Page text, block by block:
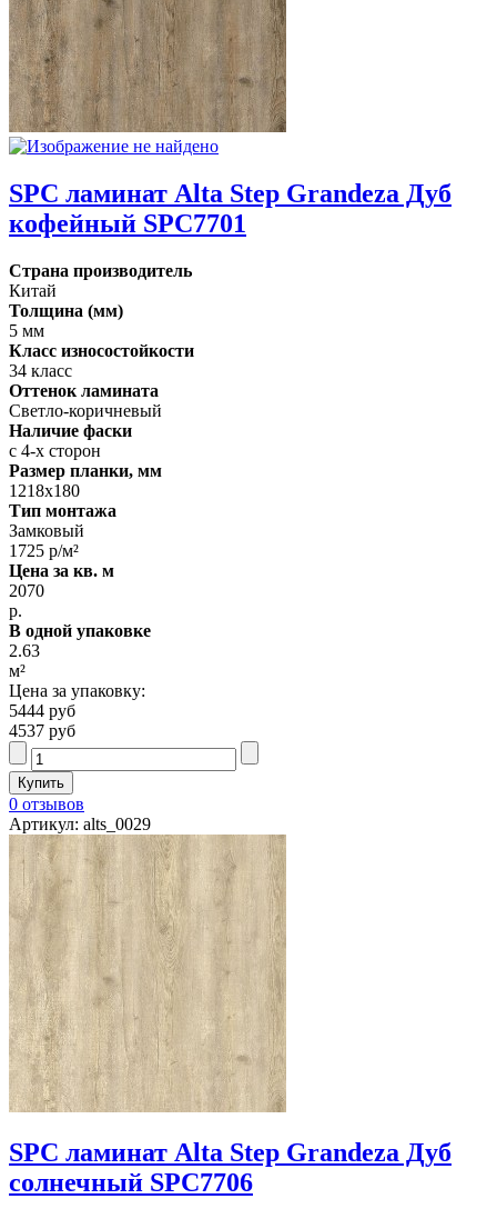
SPC ламинат Alta Step Grandeza Дуб
кофейный SPC7701
Страна производитель
Китай
Толщина (мм)
5 мм
Класс износостойкости
34 класс
Оттенок ламината
Светло-коричневый
Наличие фаски
с 4-х сторон
Размер планки, мм
1218х180
Тип монтажа
Замковый
1725 р/м²
Цена за кв. м
2070
р.
В одной упаковке
2.63
м²
Цена за упаковку:
5444 руб
4537 руб
0 отзывов
Артикул: alts_0029
SPC ламинат Alta Step Grandeza Дуб
солнечный SPC7706